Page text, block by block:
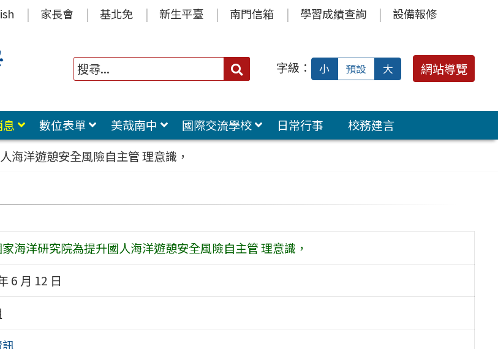
家長會 基北免 新生平臺 南門信箱 學習成績查詢 設備報修
搜
字級： 小 預設 大 網站導覽
數位表單 美哉南中 國際交流學校 日常行事
校務建言
海洋遊憩安全風險自主管 理意識，
海洋研究院為提升國人海洋遊憩安全風險自主管 理意識，
6 月 12 日